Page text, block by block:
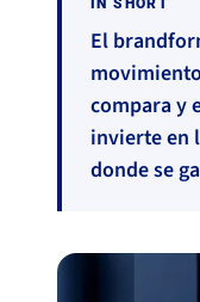
El
compara y
invierte en
donde se